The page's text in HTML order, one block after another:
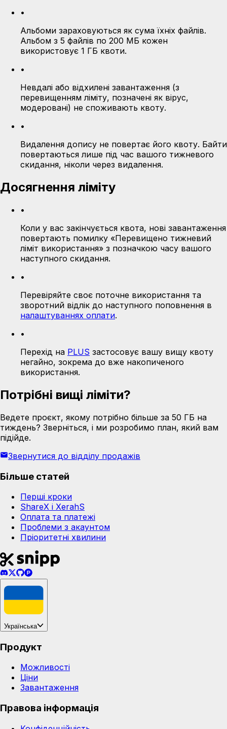
•
Альбоми зараховуються як сума їхніх файлів.
Альбом з 5 файлів по 200 МБ кожен
використовує 1 ГБ квоти.
•
Невдалі або відхилені завантаження (з
перевищенням ліміту, позначені як вірус,
модеровані) не споживають квоту.
•
Видалення допису не повертає його квоту. Байти
повертаються лише під час вашого тижневого
скидання, ніколи через видалення.
Досягнення ліміту
•
Коли у вас закінчується квота, нові завантаження
повертають помилку «Перевищено тижневий
ліміт використання» з позначкою часу вашого
наступного скидання.
•
Перевіряйте своє поточне використання та
зворотний відлік до наступного поповнення в
налаштуваннях оплати.
•
Перехід на PLUS застосовує вашу вищу квоту
негайно, зокрема до вже накопиченого
використання.
Потрібні вищі ліміти?
Ведете проєкт, якому потрібно більше за 50 ГБ на
тиждень? Зверніться, і ми розробимо план, який вам
підійде.
Звернутися до відділу продажів
Більше статей
Перші кроки
ShareX і XerahS
Оплата та платежі
Проблеми з акаунтом
Пріоритетні хвилини
Українська
Продукт
Можливості
Ціни
Завантаження
Правова інформація